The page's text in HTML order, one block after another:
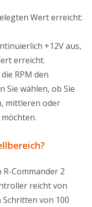
Wert erreicht:
+12V aus,
erreicht.
RPM den
Sie wählen, ob Sie
mittleren oder
Commander 2
reicht von
von 100